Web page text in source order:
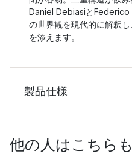
Daniel DebiasiとFederico
の世界観を現代的に解釈
を添えます。
製品仕様
他の人はこちら